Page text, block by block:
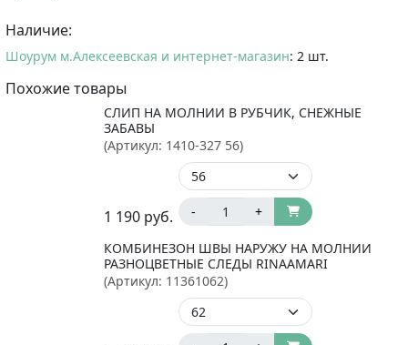
Наличие:
Шоурум м.Алексеевская и интернет-магазин: 2 шт.
Похожие товары
СЛИП НА МОЛНИИ В РУБЧИК, СНЕЖНЫЕ
ЗАБАВЫ
(Артикул: 1410-327 56)
1 190 руб. - +
КОМБИНЕЗОН ШВЫ НАРУЖУ НА МОЛНИИ
РАЗНОЦВЕТНЫЕ СЛЕДЫ RINAAMARI
(Артикул: 11361062)